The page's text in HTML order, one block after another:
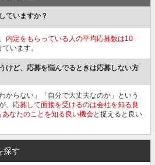
ていますか？
内定をもらっている人の平均応募数は10
ています。
けど、応募を悩んでるときは応募しない方
からない」「自分で大丈夫なのか」という
、 応募して面接を受けるのは会社を知る良
なたのことを知る良い機会と捉えると良い
探す